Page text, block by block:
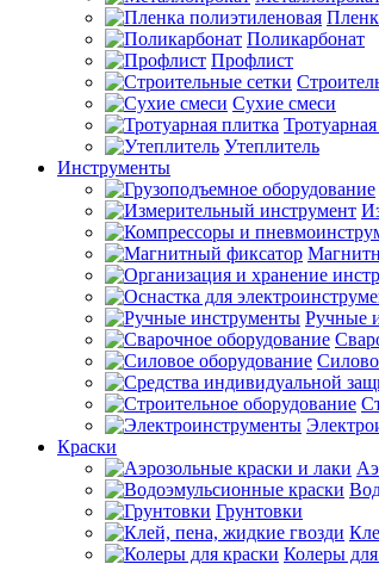
Поликарбонат
Профлист
Сухие смеси
Утеплитель
Инструменты
Ручные
Краски
Грунтовки
Колеры